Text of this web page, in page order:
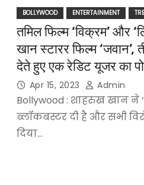
BOLLYWOOD ENTERTAINMENT
तमिल फिल्म ‘विक्रम’ और
खान स्टारर फिल्म ‘जवान’,
देते हुए एक रेडिट यूजर का
Apr 15, 2023 Admin
Bollywood : शाहरुख खान ने
ब्लॉकबस्टर दी है और सभी
दिया…